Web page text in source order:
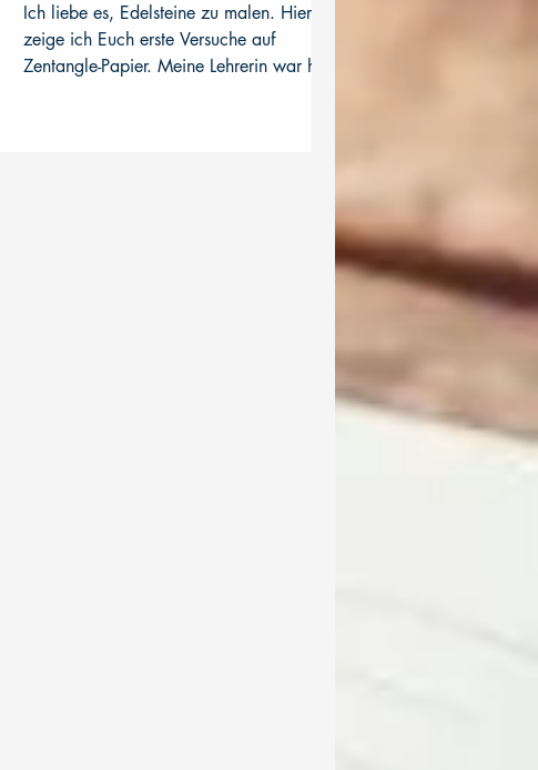
Ich liebe es, Edelsteine zu malen. Hier
zeige ich Euch erste Versuche auf
Zentangle-Papier. Meine Lehrerin war hier